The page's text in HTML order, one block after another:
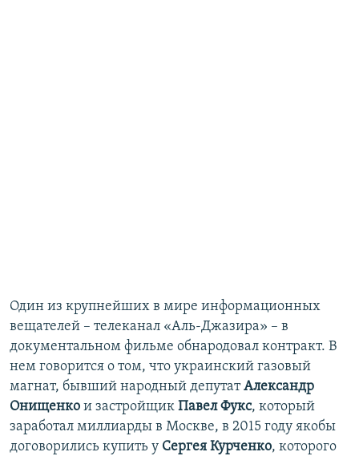
Один из крупнейших в мире информационных
вещателей – телеканал «Аль-Джазира» – в
документальном фильме обнародовал контракт. В
нем говорится о том, что украинский газовый
магнат, бывший народный депутатАлександр
Онищенко и застройщик Павел Фукс, который
заработал миллиарды в Москве, в 2015 году якобы
договорились купить у Сергея Курченко, которого